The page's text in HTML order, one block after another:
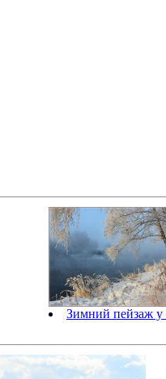
Зимний пейзаж у